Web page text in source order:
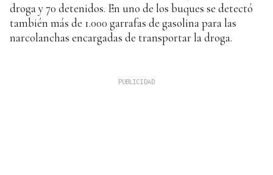
droga y 70 detenidos. En uno de los buques se detectó
también más de 1.000 garrafas de gasolina para las
narcolanchas encargadas de transportar la droga.